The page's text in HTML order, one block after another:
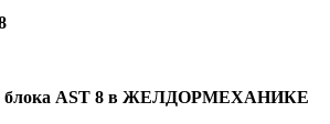
блока AST 8 в ЖЕЛДОРМЕХАНИКЕ